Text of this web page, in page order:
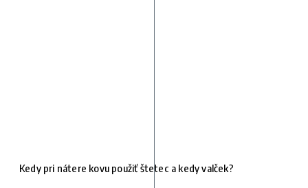
Kedy pri nátere kovu použiť štetec a kedy valček?